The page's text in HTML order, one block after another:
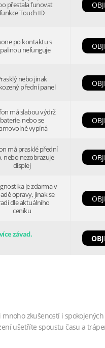
přestala funovat
funkce Touch ID
po kontaktu s
nefunguje
nebo jinak
přední panel
má slabou výdrž
baterie, nebo se
vypíná
má prasklé přední
nebo nezobrazuje
displej
je zdarma v
opravy, jinak se
dle aktuálního
ceníku
závad.
zkušeností i
ušetříte spoustu času a